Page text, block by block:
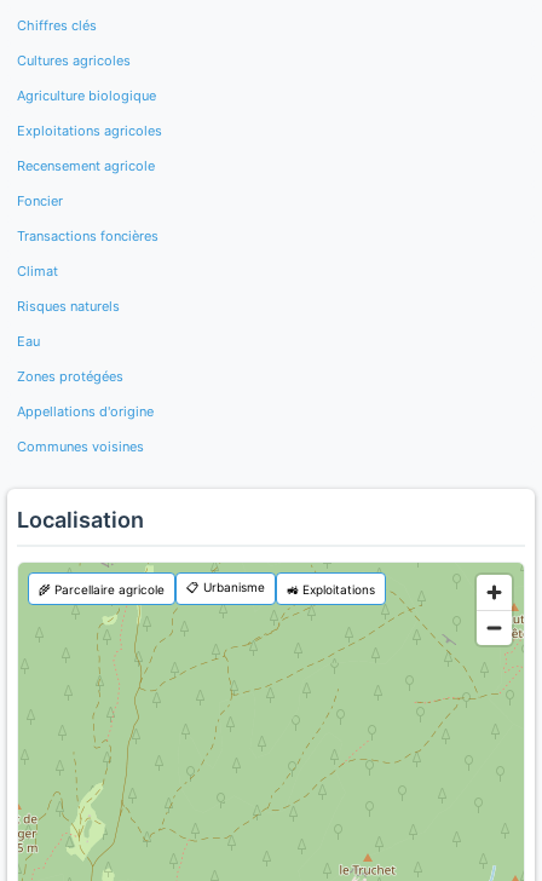
Chiffres clés
Cultures agricoles
Agriculture biologique
Exploitations agricoles
Recensement agricole
Foncier
Transactions foncières
Climat
Risques naturels
Eau
Zones protégées
Appellations d'origine
Communes voisines
Localisation
🌾 Parcellaire agricole 📋 Urbanisme 🚜 Exploitations